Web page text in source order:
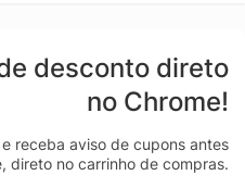
desconto direto
no Chrome!
receba aviso de cupons antes
direto no carrinho de compras.